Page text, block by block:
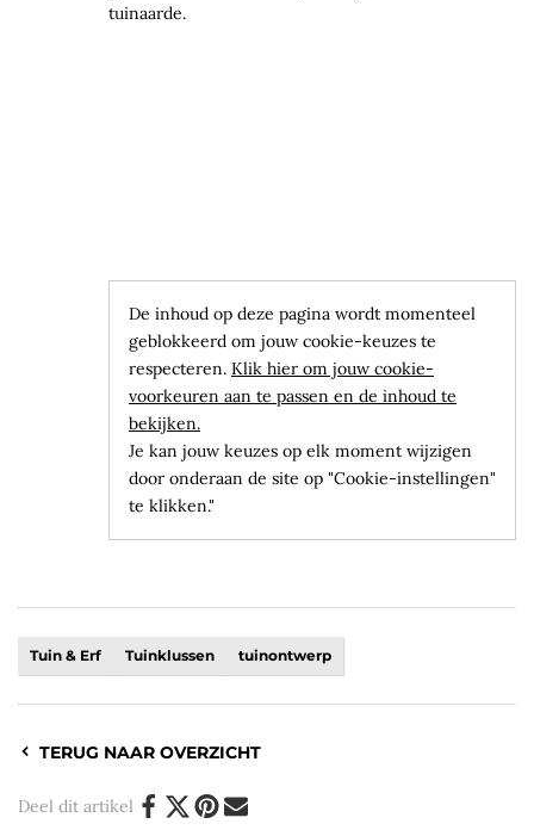
tuinaarde.
De inhoud op deze pagina wordt momenteel
geblokkeerd om jouw cookie-keuzes te
respecteren. Klik hier om jouw cookie-
voorkeuren aan te passen en de inhoud te
bekijken.
Je kan jouw keuzes op elk moment wijzigen
door onderaan de site op "Cookie-instellingen"
te klikken."
Tuin & Erf Tuinklussen tuinontwerp
TERUG NAAR OVERZICHT
Deel dit artikel